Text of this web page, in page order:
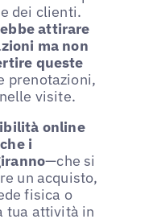
dei clienti.
attirare
ma non
queste
prenotazioni,
visite.
online
i
—che si
un acquisto,
fisica o
tua attività in